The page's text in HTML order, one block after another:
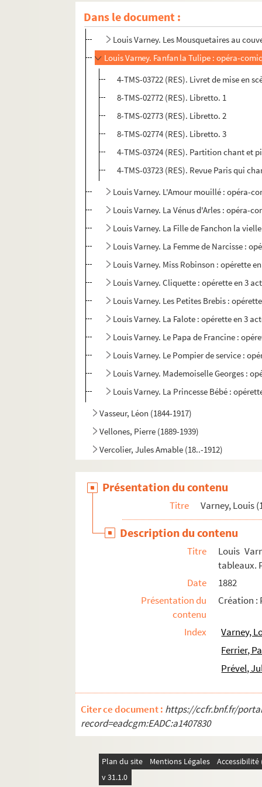
Dans le document :
Varney, Louis (1844-1908)
Louis Varney. Les Mousquetaires au
Louis Varney. Fanfan la Tulipe : opéra-
4-TMS-03722 (RES). Livret de mise en
8-TMS-02772 (RES). Libretto. 1
8-TMS-02773 (RES). Libretto. 2
8-TMS-02774 (RES). Libretto. 3
4-TMS-03724 (RES). Partition chant et
4-TMS-03723 (RES). Revue Paris qui
Louis Varney. L'Amour mouillé : opéra-
Louis Varney. La Vénus d'Arles : opéra-
Louis Varney. La Fille de Fanchon la
Louis Varney. La Femme de Narcisse :
Louis Varney. Miss Robinson : opérette
Louis Varney. Cliquette : opérette en 3
Louis Varney. Les Petites Brebis :
Louis Varney. La Falote : opérette en 3
Louis Varney. Le Papa de Francine :
Louis Varney. Le Pompier de service :
Louis Varney. Mademoiselle Georges :
Louis Varney. La Princesse Bébé :
Vasseur, Léon (1844-1917)
Vellones, Pierre (1889-1939)
Vercolier, Jules Amable (18..-1912)
Verdun, Henri (1895-1977)
Wachs, Frédéric (1825-1896)
Wagner, Richard (1813-1883)
Weber, Carl Maria von (1786-1826)
Widor, Charles-Marie (1844-1937)
Youmans, Vincent (1898-1946)
Yvain, Maurice (1891-1965)
Zandonai, Riccardo (1883-1944)
Présentation du contenu
Titre Varney, Louis
Description du contenu
Titre
Louis
tableaux.
Date
1882
Présentation du
contenu
Création :
Index
Varney,
Ferrier,
Prével,
Citer ce document : https://ccfr.bnf.fr/
record=eadcgm:EADC:a1407830
Plan du site Mentions Légales
v 31.1.0